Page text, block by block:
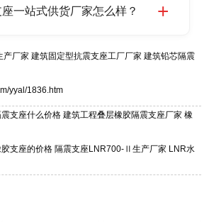
宅隔震工程，实体工厂现货充足，
：13323182312，地址：衡水高新
一站式供货厂家怎么样？
家，拥有多年行业生产经验，国标
LNR/HDR/FPS 全系列支座，资
完备，提供选型、深化、供货、安
务，厂址衡水高新区北方工业基地
，厂家电话：13323182312。
产厂家 建筑固定型抗震支座工厂厂家 建筑铅芯隔震
yyal/1836.htm
支座什么价格 建筑工程叠层橡胶隔震支座厂家 橡
支座的价格 隔震支座LNR700-Ⅱ生产厂家 LNR水